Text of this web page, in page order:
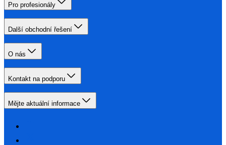
Pro profesionály
Další obchodní řešení
O nás
Kontakt na podporu
Mějte aktuální informace